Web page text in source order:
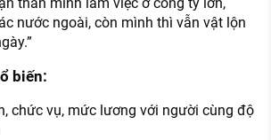
nước ngoài, còn mình thì vẫn vật lộn
biến:
chức vụ, mức lương với người cùng độ